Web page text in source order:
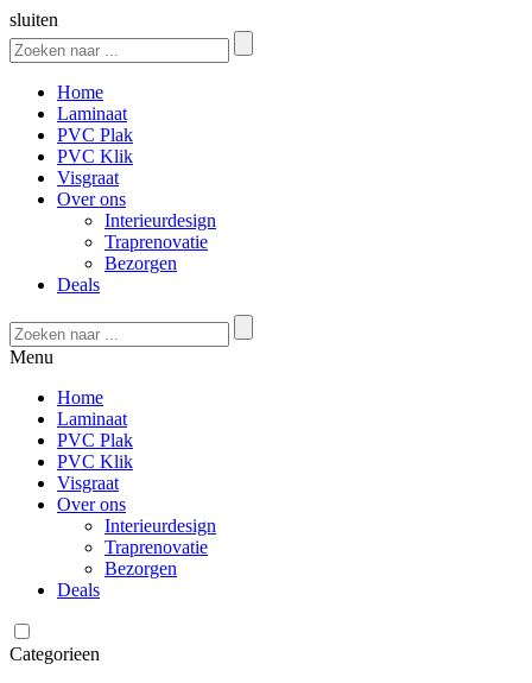
sluiten
Home
Laminaat
PVC Plak
PVC Klik
Visgraat
Over ons
Interieurdesign
Traprenovatie
Bezorgen
Deals
Menu
Home
Laminaat
PVC Plak
PVC Klik
Visgraat
Over ons
Interieurdesign
Traprenovatie
Bezorgen
Deals
Categorieen